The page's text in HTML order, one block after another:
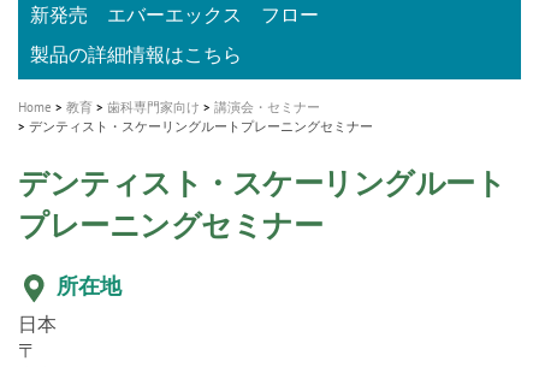
A healthy smile greatly contributes to your quality of life
新発売 エバーエックス フロー
製品の詳細情報はこちら
「セラスマート テクノロジーブック」公開
「イニシャル LiSi（リジ）ブロック テクノロジーブッ
ク」公開
歯を内部まで白くする
医療ホワイトニング ティオン®
新製品 イオム ナゴミ for DH
専用サイトはこちら
新製品バキュクレーブ 118 / 318 Prime
製品の詳細情報はこちら
インプラント Aadva®
ショートインプラント新発売
GCグループ企業
Home 教育 歯科専門家向け
講演会・セミナー
デンティスト・スケーリングルートプレーニングセミナー
デンティスト・スケーリングルート
プレーニングセミナー
所在地
日本
〒